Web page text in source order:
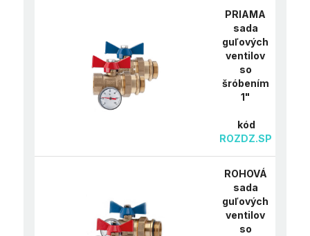
PRIAMA
sada
guľových
ventilov
so
šróbením
1"
kód
ROZDZ.SP
ROHOVÁ
sada
guľových
ventilov
so